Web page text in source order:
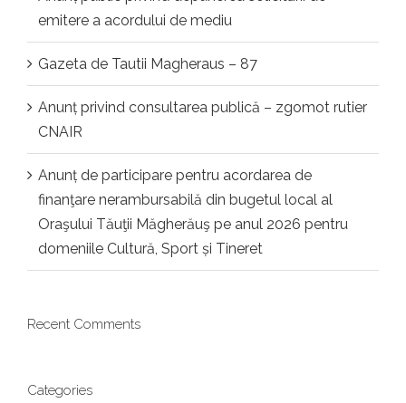
emitere a acordului de mediu
Gazeta de Tautii Magheraus – 87
Anunț privind consultarea publică – zgomot rutier
CNAIR
Anunț de participare pentru acordarea de
finanţare nerambursabilă din bugetul local al
Oraşului Tăuţii Măgherăuş pe anul 2026 pentru
domeniile Cultură, Sport și Tineret
Recent Comments
Categories